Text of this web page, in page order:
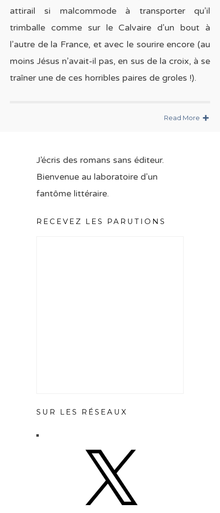
attirail si malcommode à transporter qu’il
trimballe comme sur le Calvaire d’un bout à
l’autre de la France, et avec le sourire encore (au
moins Jésus n’avait-il pas, en sus de la croix, à se
traîner une de ces horribles paires de groles !).
Read More
J’écris des romans sans éditeur.
Bienvenue au laboratoire d’un
fantôme littéraire.
RECEVEZ LES PARUTIONS
SUR LES RÉSEAUX